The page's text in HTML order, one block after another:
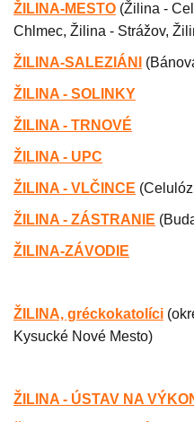
ŽILINA-MESTO (Žilina -
Chlmec, Žilina - Strážov,
ŽILINA-SALEZIÁNI (
ŽILINA - SOLINKY
ŽILINA - TRNOVÉ
ŽILINA - UPC
ŽILINA - VLČINCE (
ŽILINA - ZÁSTRANIE (
ŽILINA-ZÁVODIE
ŽILINA, gréckokatolíci (
Kysucké Nové Mesto)
ŽILINA - ÚSTAV NA